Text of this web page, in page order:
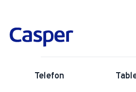
Telefon